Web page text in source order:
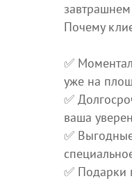
Почему
✅
уже на
✅
ваша
✅
✅ Подарки